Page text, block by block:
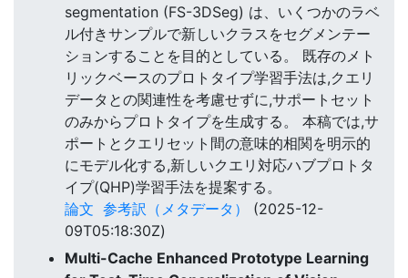
segmentation (FS-3DSeg) は、いくつかのラベ
ル付きサンプルで新しいクラスをセグメンテー
ションすることを目的としている。 既存のメト
リックベースのプロトタイプ学習手法は,クエリ
データとの関連性を考慮せずに,サポートセット
のみからプロトタイプを生成する。 本稿では,サ
ポートとクエリセット間の意味的相関を明示的
にモデル化する,新しいクエリ対応ハブプロトタ
イプ(QHP)学習手法を提案する。
論文 参考訳（メタデータ）
(2025-12-
09T05:18:30Z)
Multi-Cache Enhanced Prototype Learning